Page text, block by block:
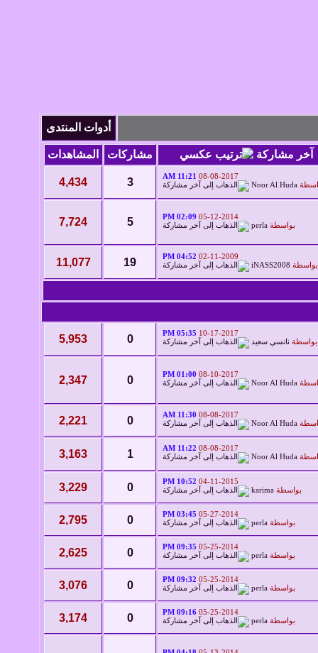
أدوات المنتدى
آخر مشاركة مشاركات
المشاهدات
08-08-2017
11:21 AM
Noor Al Huda
3
4,434
05-12-2014
02:09 PM
بواسطة perla
5
7,724
02-11-2009
04:52 PM
بواسطة iNASS2008
19
11,077
10-17-2017
05:35 PM
بواسطة نانسي سعيد 0
5,953
08-10-2017
01:00 PM
Noor Al Huda
0
2,347
08-08-2017
11:30 AM
Noor Al Huda
0
2,221
08-08-2017
11:22 AM
Noor Al Huda
1
3,163
04-11-2015
10:52 PM
بواسطة karima
0
3,229
05-27-2014
03:45 PM
بواسطة perla
0
2,795
05-25-2014
09:35 PM
بواسطة perla
0
2,625
05-25-2014
09:32 PM
بواسطة perla
0
3,076
05-25-2014
09:16 PM
بواسطة perla
0
3,174